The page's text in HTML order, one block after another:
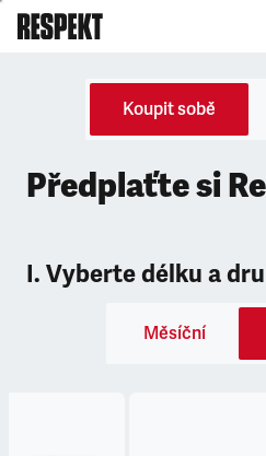
Koupit sobě
Předplaťte si
I. Vyberte délku a
Měsíční